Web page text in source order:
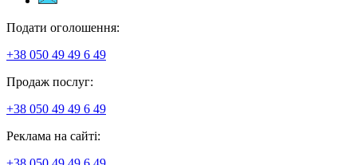
Подати оголошення:
+38 050 49 49 6 49
Продаж послуг:
+38 050 49 49 6 49
Реклама на сайті: